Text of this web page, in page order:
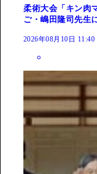
柔術大会「キン肉
ご・嶋田隆司先生
2026年08月10日 11:40